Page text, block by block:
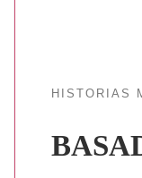
HISTORIAS